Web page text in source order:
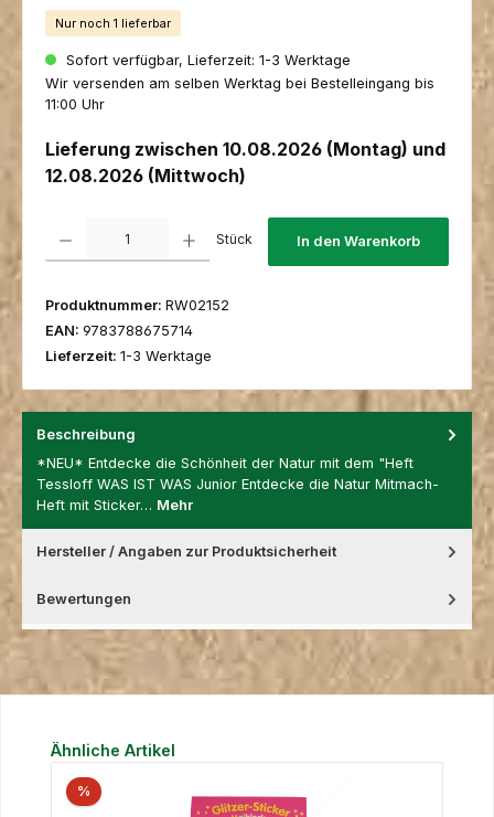
Nur noch 1 lieferbar
Sofort verfügbar, Lieferzeit: 1-3 Werktage
Wir versenden am selben Werktag bei Bestelleingang bis
11:00 Uhr
Lieferung zwischen 10.08.2026 (Montag) und
12.08.2026 (Mittwoch)
Stück In den Warenkorb
Produktnummer: RW02152
EAN: 9783788675714
Lieferzeit: 1-3 Werktage
Beschreibung
*NEU* Entdecke die Schönheit der Natur mit dem "Heft
Tessloff WAS IST WAS Junior Entdecke die Natur Mitmach-
Heft mit Sticker… Mehr
Hersteller / Angaben zur Produktsicherheit
Bewertungen
Produktgalerie überspringen
Ähnliche Artikel
%